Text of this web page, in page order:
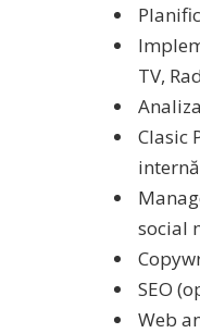
TV,
Clasic
social
SEO
Web